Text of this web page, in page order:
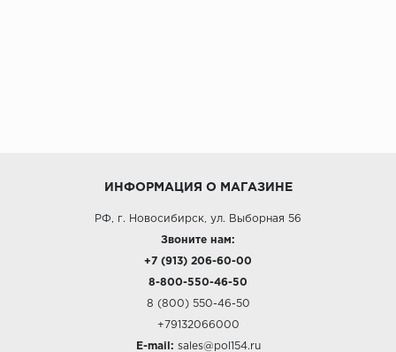
ИНФОРМАЦИЯ О МАГАЗИНЕ
РФ, г. Новосибирск, ул. Выборная 56
Звоните нам:
+7 (913) 206-60-00
8-800-550-46-50
8 (800) 550-46-50
+79132066000
E-mail: sales@pol154.ru